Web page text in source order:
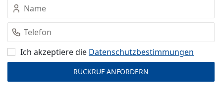
Ich akzeptiere die Datenschutz­bestimmungen